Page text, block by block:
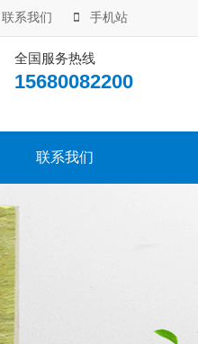
联系我们 手机站
全国服务热线
15680082200
联系我们